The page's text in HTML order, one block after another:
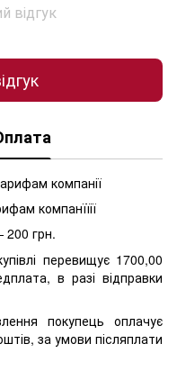
відгук
компанії
компанїїії
грн.
перевищує 1700,00
в разі відправки
покупець оплачує
за умови післяплати